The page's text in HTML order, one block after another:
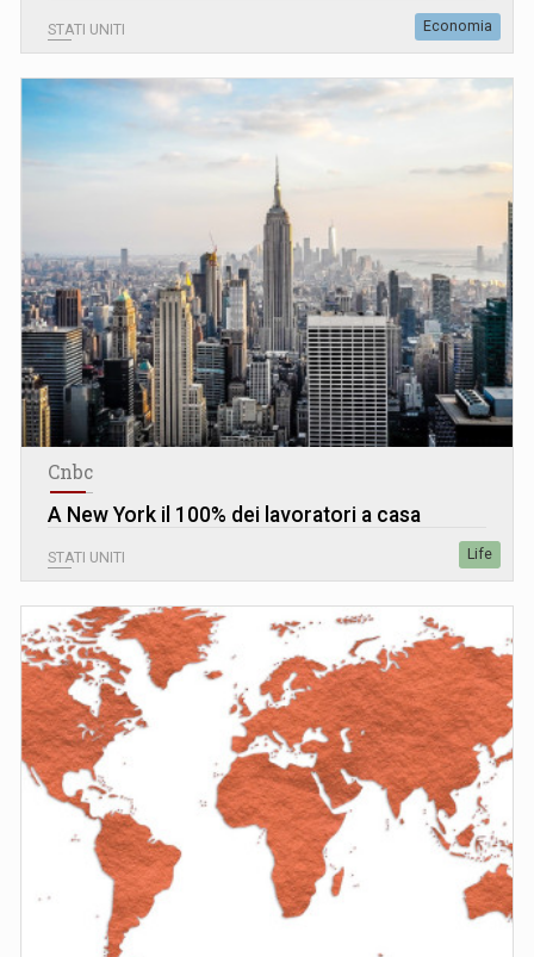
STATI UNITI Economia
Cnbc
A New York il 100% dei lavoratori a casa
STATI UNITI Life